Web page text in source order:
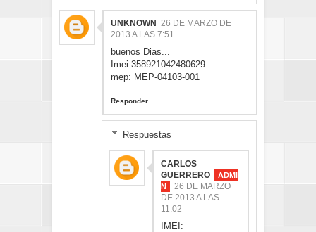
UNKNOWN 26 DE MARZO DE
2013 A LAS 7:51
buenos Dias...
Imei 358921042480629
mep: MEP-04103-001
Responder
Respuestas
CARLOS
GUERRERO
26 DE MARZO
DE 2013 A LAS
11:02
IMEI: